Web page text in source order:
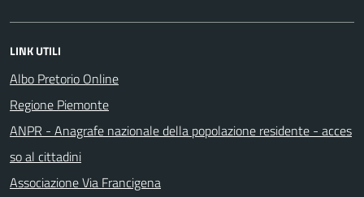
LINK UTILI
Albo Pretorio Online
Regione Piemonte
ANPR - Anagrafe nazionale della popolazione residente - acces
so al cittadini
Associazione Via Francigena